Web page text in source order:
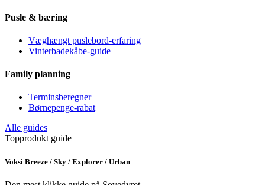
Pusle & bæring
Væghængt puslebord-erfaring
Vinterbadekåbe-guide
Family planning
Terminsberegner
Børnepenge-rabat
Alle guides
Topprodukt guide
Voksi Breeze / Sky / Explorer / Urban